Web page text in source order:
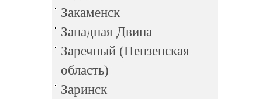
Закаменск
Западная Двина
Заречный (Пензенская
область)
Заринск